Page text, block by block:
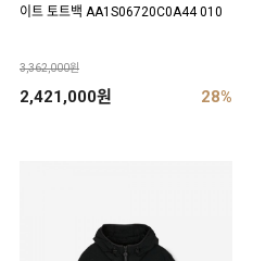
이트 토트백 AA1S06720C0A44 010
3,362,000원
2,421,000원 28%